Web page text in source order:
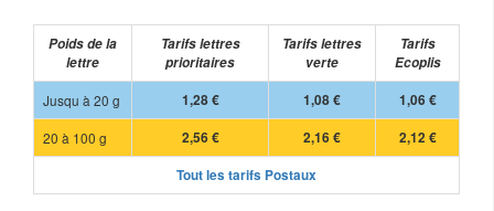
Poids de la
lettre
Tarifs lettres
prioritaires
Tarifs lettres
verte
Tarifs
Ecoplis
Jusqu à 20 g
1,28 € 1,08 €
1,06 €
20 à 100 g
2,56 € 2,16 €
2,12 €
Tout les tarifs Postaux